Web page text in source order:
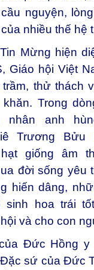
nguyện,
nhiều thế hệ
Mừng hiện
Giáo hội Việt
trầm, thử thách
Trong
nhân anh
Trương
giống âm
đời sống yêu
hiến dâng,
sinh hoa trái
và cho con
Đức Hồng y
sứ của Đức